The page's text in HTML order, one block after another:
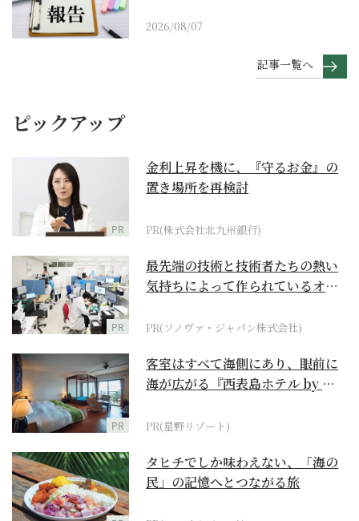
2026/08/07
記事一覧へ
ピックアップ
PR
金利上昇を機に、『守るお金』の
置き場所を再検討
PR(株式会社北九州銀行)
PR
最先端の技術と技術者たちの熱い
気持ちによって作られているオー
PR(ソノヴァ・ジャパン株式会社)
PR
客室はすべて海側にあり、眼前に
海が広がる『西表島ホテル by 星
PR(星野リゾート)
タヒチでしか味わえない、「海の
民」の記憶へとつながる旅